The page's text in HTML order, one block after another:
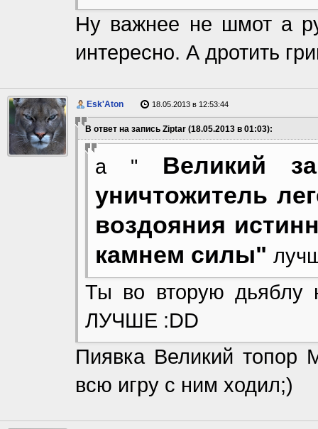
Ну важнее не шмот а
интересно. А дротить
Esk'Aton 18.05.2013 в 12:53:44
В ответ на запись Ziptar (18.05.2013 в 01:03):
а " Великий
уничтожитель
воздояния
камнем силы"
Ты во вторую
ЛУЧШЕ :DD
Пиявка Великий топор
всю игру с ним ходил;)